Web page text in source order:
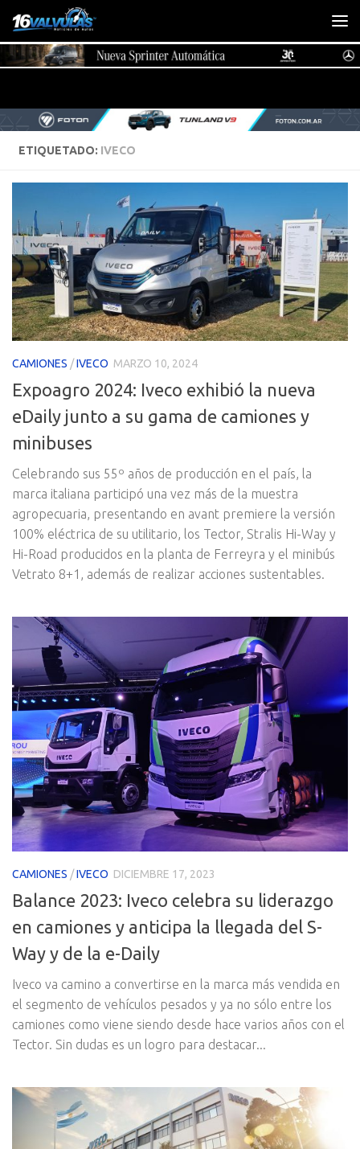
Saltar al contenido
ETIQUETADO: IVECO
CAMIONES /IVECO MARZO 10, 2024
Expoagro 2024: Iveco exhibió la nueva
eDaily junto a su gama de camiones y
minibuses
Celebrando sus 55º años de producción en el país, la
marca italiana participó una vez más de la muestra
agropecuaria, presentando en avant premiere la versión
100% eléctrica de su utilitario, los Tector, Stralis Hi-Way y
Hi-Road producidos en la planta de Ferreyra y el minibús
Vetrato 8+1, además de realizar acciones sustentables.
CAMIONES /IVECO DICIEMBRE 17, 2023
Balance 2023: Iveco celebra su liderazgo
en camiones y anticipa la llegada del S-
Way y de la e-Daily
Iveco va camino a convertirse en la marca más vendida en
el segmento de vehículos pesados y ya no sólo entre los
camiones como viene siendo desde hace varios años con el
Tector. Sin dudas es un logro para destacar...